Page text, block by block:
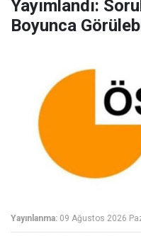
Yayımlandı:
Boyunca
Yayınlanma: 09 Ağustos 2026